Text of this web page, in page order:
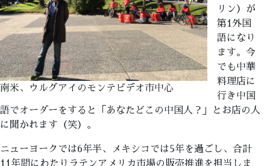
南米、ウルグアイのモンテビデオ市中心
リン）が
第1外国
語になり
ます。今
でも中華
料理店に
行き中国
語でオーダーをすると「あなたどこの中国人？」とお店の人
に聞かれます（笑）。
ニューヨークでは6年半、メキシコでは5年を過ごし、合計
11年間にわたりラテンアメリカ市場の販売推進を担当しま